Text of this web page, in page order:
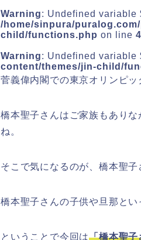
Warning: Undefined variable
/home/sinpura/
child/functions.php on line
Warning: Undefined variable
content/themes/jin-child/
菅義偉内閣での東京オリンピッ
橋本聖子さんはご家族もあり
ね。
そこで気になるのが、橋本聖子
橋本聖子さんの子供や旦那と
ということで今回は「橋本聖子